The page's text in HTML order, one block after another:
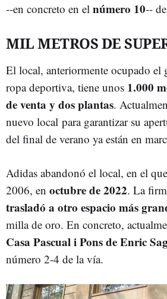
--en concreto en el número 10--
MIL METROS DE
El local, anteriormente ocupado el
ropa deportiva, tiene unos 1.000
de venta y dos plantas.
nuevo local para garantizar su
del final de verano ya están en
Adidas abandonó el local, en el
2006, en octubre de 2022. La
trasladó a otro espacio más
milla de oro. En concreto,
Casa Pascual i Pons de Enric
número 2-4 de la vía.